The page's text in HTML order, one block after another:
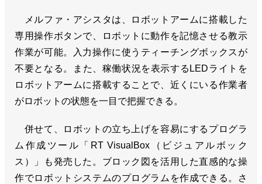
メルファ・アシスタは、ロボットアームに搭載した
専用操作ボタンで、ロボットに動作を記憶させる教示
作業が可能。入力操作に使うティーチングボックスが
不要となる。また、稼働状況を表示するLEDライトを
ロボットアームに搭載することで、近くにいる作業者
がロボットの状態を一目で把握できる。
併せて、ロボットの立ち上げを容易にするプログラ
ム作成ツール「RT VisualBox（ビジュアルボック
ス）」も発売した。ブロック図を活用した直感的な操
作でロボットシステムのプログラムを作成できる。さ